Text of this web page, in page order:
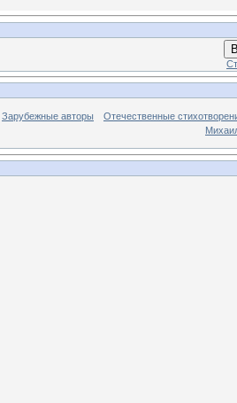
Зарубежные авторы
Отечественные